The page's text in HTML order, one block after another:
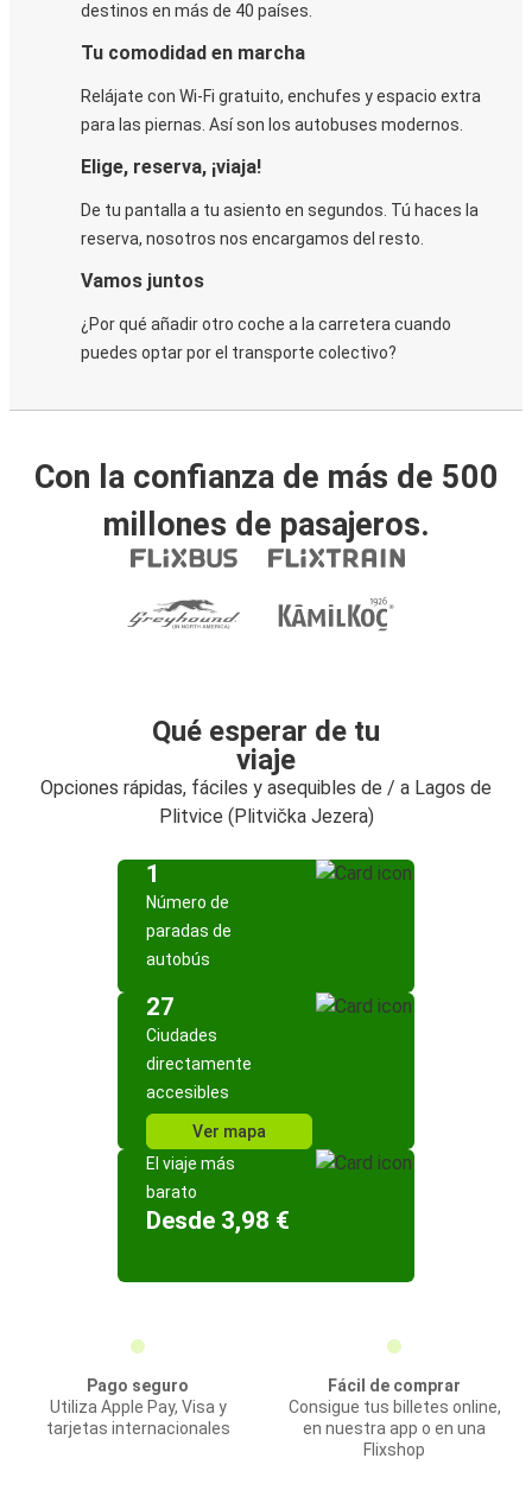
destinos en más de 40 países.
Tu comodidad en marcha
Relájate con Wi-Fi gratuito, enchufes y espacio extra
para las piernas. Así son los autobuses modernos.
Elige, reserva, ¡viaja!
De tu pantalla a tu asiento en segundos. Tú haces la
reserva, nosotros nos encargamos del resto.
Vamos juntos
¿Por qué añadir otro coche a la carretera cuando
puedes optar por el transporte colectivo?
Con la confianza de más de 500
millones de pasajeros.
Qué esperar de tu
viaje
Opciones rápidas, fáciles y asequibles de / a Lagos de
Plitvice (Plitvička Jezera)
1
Número de
paradas de
autobús
27
Ciudades
directamente
accesibles
Ver mapa
El viaje más
barato
Desde 3,98 €
Pago seguro
Utiliza Apple Pay, Visa y
tarjetas internacionales
Fácil de comprar
Consigue tus billetes online,
en nuestra app o en una
Flixshop